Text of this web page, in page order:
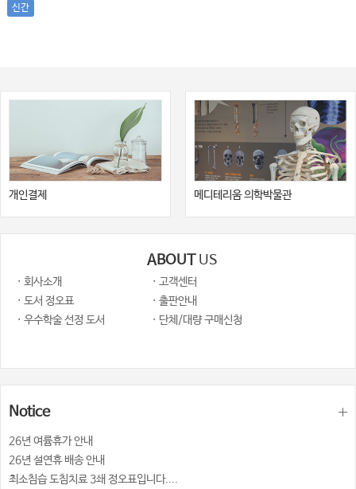
신간
개인결제 메디테리움 의학박물관
ABOUT US
· 회사소개
· 고객센터
· 도서 정오표
· 출판안내
· 우수학술 선정 도서
· 단체/대량 구매신청
Notice
26년 여륨휴가 안내
26년 설연휴 배송 안내
최소침습 도침치료 3쇄 정오표입니다....